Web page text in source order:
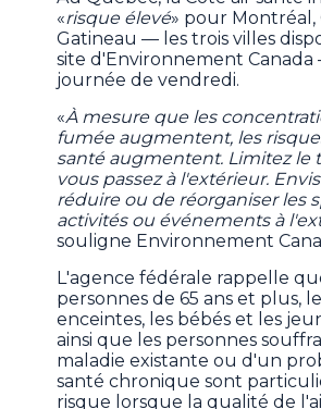
«risque élevé» pour
Gatineau — les trois villes
site d'Environnement
journée de vendredi.
«À mesure que les
fumée augmentent, les
santé augmentent. Limitez le
vous passez à l'extérieur.
réduire ou de réorganiser les
activités ou événements à
souligne Environnement
L'agence fédérale rappelle
personnes de 65 ans et plus,
enceintes, les bébés et les
ainsi que les personnes
maladie existante ou d'un
santé chronique sont
risque lorsque la qualité de